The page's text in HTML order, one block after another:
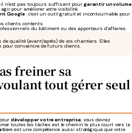
il n'est pas toujours suffisant pour garantir un volume
agir pour améliorer votre visibilité.
Google: c'est un outil gratuit et incontournable pour
clients contents.
du bâtiment ou des apporteurs d'affaires.
de qualité (avant/après) de vos chantiers. Elles
pour convaincre de futurs clients.
freiner sa
tout gérer seul
développer votre entreprise, vous devrez
toutes les tâches est le chemin le plus court vers la
est une compétence aussi stratégique que votre